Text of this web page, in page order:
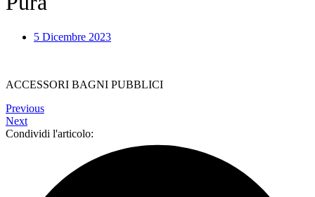
5 Dicembre 2023
ACCESSORI BAGNI PUBBLICI
Previous
Next
Condividi l'articolo: